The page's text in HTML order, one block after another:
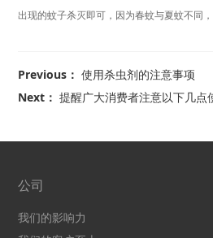
出现的蚊子杀灭即可，因为春蚊与夏蚊不同
Previous： 使用杀虫剂的注意事项
Next： 提醒广大消费者注意以下几点
公司
我们的影响力